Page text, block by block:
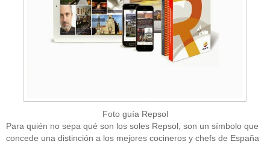
Foto guía Repsol
Para quién no sepa qué son los soles Repsol, son un símbolo que
concede una distinción a los mejores cocineros y chefs de España